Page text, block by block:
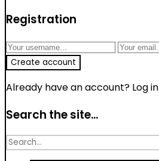
Registration
Already have an account? Log in
Search the site...
Search